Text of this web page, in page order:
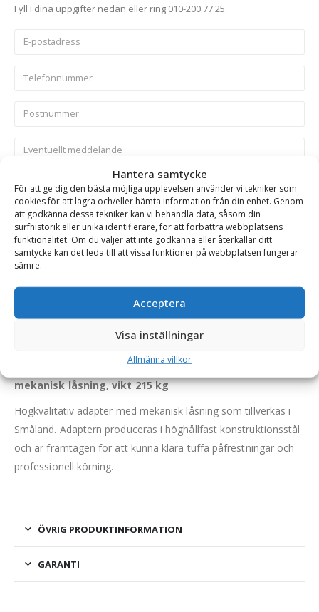
Hantera samtycke
För att ge dig den bästa möjliga upplevelsen använder vi tekniker som
cookies för att lagra och/eller hämta information från din enhet. Genom
att godkänna dessa tekniker kan vi behandla data, såsom din
surfhistorik eller unika identifierare, för att förbättra webbplatsens
funktionalitet. Om du väljer att inte godkänna eller återkallar ditt
samtycke kan det leda till att vissa funktioner på webbplatsen fungerar
sämre.
Acceptera
Visa inställningar
Allmänna villkor
Fyll i dina uppgifter nedan eller ring 010-200 77 25.
Skicka
Se alla produkter inom samma kategori
Grävmaskin
BESKRIVNING
Adapter – S45 (maskinsida), S1/B20 (redskapssida),
mekanisk låsning, vikt 215 kg
Högkvalitativ adapter med mekanisk låsning som tillverkas i
Småland. Adaptern produceras i höghållfast konstruktionsstål
och är framtagen för att kunna klara tuffa påfrestningar och
professionell körning.
ÖVRIG PRODUKTINFORMATION
GARANTI